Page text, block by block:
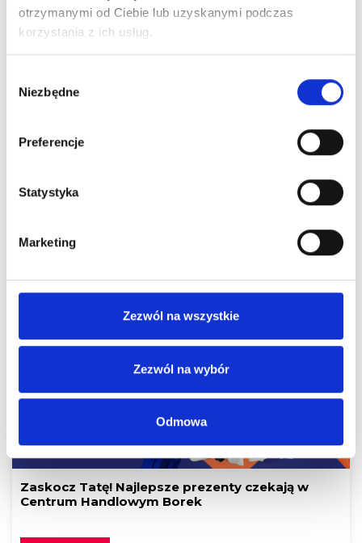
otrzymanymi od Ciebie lub uzyskanymi podczas
korzystania z ich usług.
zgody
Niezbędne
Preferencje
Statystyka
Marketing
Zezwól na wszystkie
Zezwól na wybór
Odmowa
ALE UPAŁ! Dbajmy o siebie nawzajem.
Zaskocz Tatę! Najlepsze prezenty czekają w
Centrum Handlowym Borek